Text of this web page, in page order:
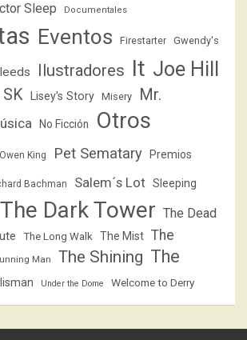
Sleep Documentales
Eventos Firestarter Gwendy's
Ilustradores It Joe Hill
Lisey's Story Misery
Mr.
No Ficción
Otros
Owen King Pet Sematary Premios
Bachman Salem´s Lot Sleeping
The Dark Tower The Dead
The Long Walk The Mist The
Man The Shining The
Under the Dome Welcome to Derry